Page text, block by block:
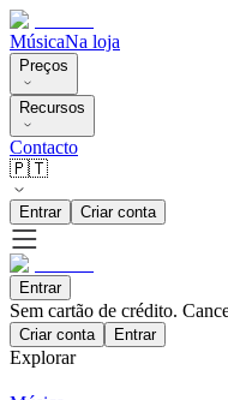
MúsicaNa loja
Preços
Recursos
Contacto
🇵🇹
Entrar Criar conta
Entrar
Sem cartão de crédito.
Criar conta Entrar
Explorar